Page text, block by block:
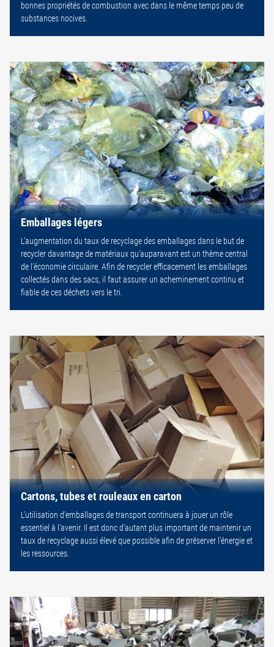
bonnes propriétés de combustion avec dans le même temps peu de
substances nocives.
Emballages légers
L’augmentation du taux de recyclage des emballages dans le but de
recycler davantage de matériaux qu’auparavant est un thème central
de l’économie circulaire. Afin de recycler efficacement les emballages
collectés dans des sacs, il faut assurer un acheminement continu et
fiable de ces déchets vers le tri.
Cartons, tubes et rouleaux en carton
L’utilisation d’emballages de transport continuera à jouer un rôle
essentiel à l’avenir. Il est donc d’autant plus important de maintenir un
taux de recyclage aussi élevé que possible afin de préserver l’énergie et
les ressources.